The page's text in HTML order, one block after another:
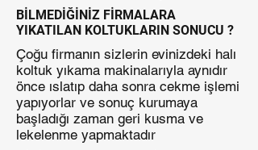
BİLMEDİĞİNİZ FİRMALARA
YIKATILAN KOLTUKLARIN SONUCU ?
Çoğu firmanın sizlerin evinizdeki halı
koltuk yıkama makinalarıyla aynıdır
önce ıslatıp daha sonra cekme işlemi
yapıyorlar ve sonuç kurumaya
başladığı zaman geri kusma ve
lekelenme yapmaktadır